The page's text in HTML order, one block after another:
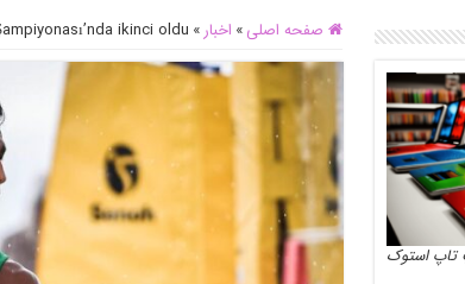
صفحه اصلی » اخبار »
ikinci oldu
تاپ استوک